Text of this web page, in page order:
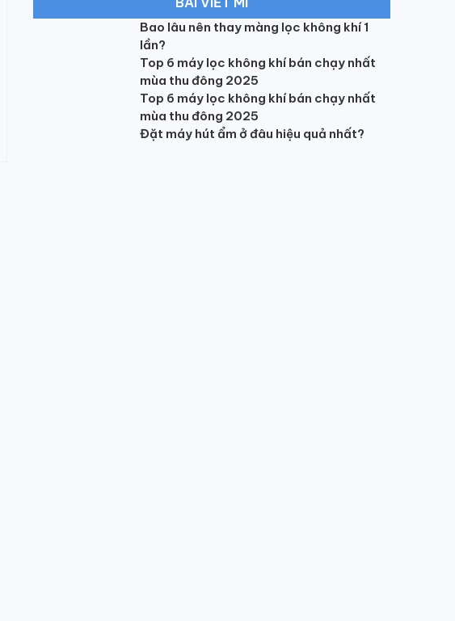
Bao lâu nên thay màng lọc không khí 1
lần?
Top 6 máy lọc không khí bán chạy nhất
mùa thu đông 2025
Top 6 máy lọc không khí bán chạy nhất
mùa thu đông 2025
Đặt máy hút ẩm ở đâu hiệu quả nhất?